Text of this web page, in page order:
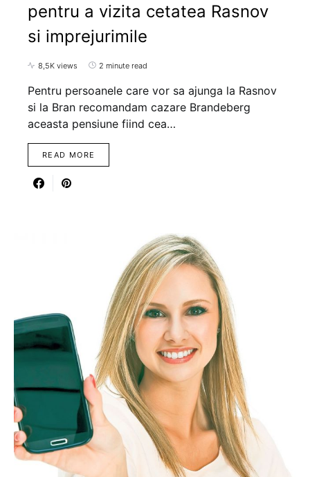
pentru a vizita cetatea Rasnov
si imprejurimile
8,5K views 2 minute read
Pentru persoanele care vor sa ajunga la Rasnov
si la Bran recomandam cazare Brandeberg
aceasta pensiune fiind cea…
READ MORE